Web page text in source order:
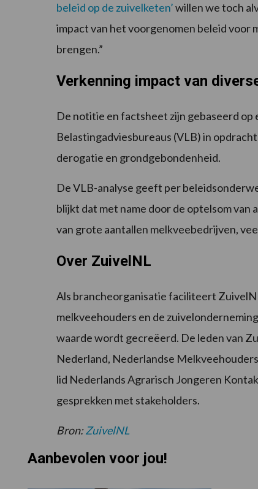
beleid op de zuivelketen’willen we toch
impact van het voorgenomen beleid voor
brengen.”
Verkenning impact van
De notitie en factsheet zijn gebaseerd
Belastingadviesbureaus (VLB) in
derogatie en grondgebondenheid.
De VLB-analyse geeft per
blijkt dat met name door de optelsom
van grote aantallen melkveebedrijven,
Over ZuivelNL
Als brancheorganisatie faciliteert
melkveehouders en de
waarde wordt gecreëerd. De leden van
Nederland, Nederlandse
lid Nederlands Agrarisch Jongeren
gesprekken met stakeholders.
Bron:ZuivelNL
Aanbevolen voor jou!